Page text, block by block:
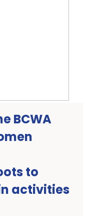
BCWA
to
activities